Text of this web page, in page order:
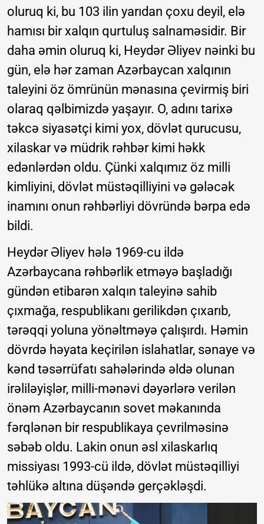
oluruq ki, bu 103 ilin yarıdan çoxu deyil, elə
hamısı bir xalqın qurtuluş salnaməsidir. Bir
daha əmin oluruq ki, Heydər Əliyev nəinki bu
gün, elə hər zaman Azərbaycan xalqının
taleyini öz ömrünün mənasına çevirmiş biri
olaraq qəlbimizdə yaşayır. O, adını tarixə
təkcə siyasətçi kimi yox, dövlət qurucusu,
xilaskar və müdrik rəhbər kimi həkk
edənlərdən oldu. Çünki xalqımız öz milli
kimliyini, dövlət müstəqilliyini və gələcək
inamını onun rəhbərliyi dövründə bərpa edə
bildi.
Heydər Əliyev hələ 1969-cu ildə
Azərbaycana rəhbərlik etməyə başladığı
gündən etibarən xalqın taleyinə sahib
çıxmağa, respublikanı gerilikdən çıxarıb,
tərəqqi yoluna yönəltməyə çalışırdı. Həmin
dövrdə həyata keçirilən islahatlar, sənaye və
kənd təsərrüfatı sahələrində əldə olunan
irəliləyişlər, milli-mənəvi dəyərlərə verilən
önəm Azərbaycanın sovet məkanında
fərqlənən bir respublikaya çevrilməsinə
səbəb oldu. Lakin onun əsl xilaskarlıq
missiyası 1993-cü ildə, dövlət müstəqilliyi
təhlükə altına düşəndə gerçəkləşdi.